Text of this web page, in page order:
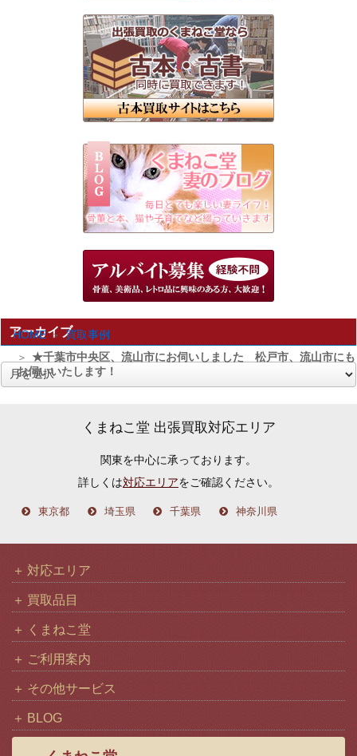
HOME
買取事例
★千葉市中央区、流山市にお伺いしました 松戸市、流山市にも
お伺いいたします！
アーカイブ
くまねこ堂 出張買取対応エリア
関東を中心に承っております。
詳しくは対応エリアをご確認ください。
東京都 埼玉県 千葉県 神奈川県
対応エリア
買取品目
くまねこ堂
ご利用案内
その他サービス
BLOG